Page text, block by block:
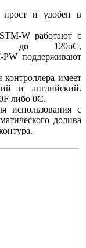
прост и удобен в
W работают с
до 120оС,
PW поддерживают
имеет
и английский.
либо 0С.
использования с
долива